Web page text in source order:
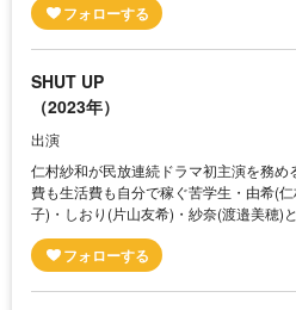
SHUT UP
（2023年）
出演
仁村紗和が民放連続ドラマ初主演を務
費も生活費も自分で稼ぐ苦学生・由希(
子)・しおり(片山友希)・紗奈(渡邉美穂)